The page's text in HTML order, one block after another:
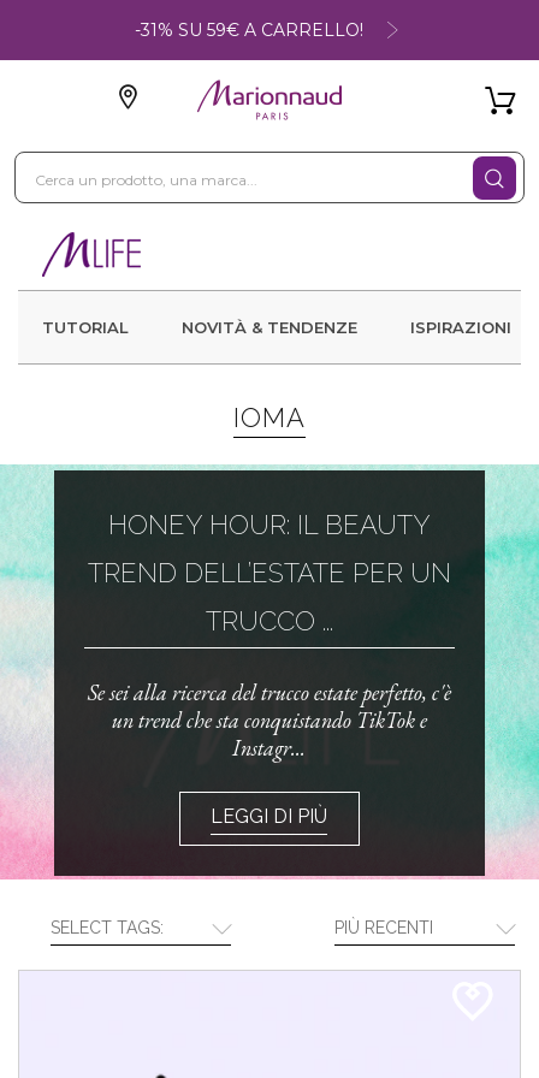
-31% SU 59€ A CARRELLO!
TUTORIAL NOVITÀ & TENDENZE ISPIRAZIONI
IOMA
HONEY HOUR: IL BEAUTY
TREND DELL’ESTATE PER UN
TRUCCO ...
Se sei alla ricerca del trucco estate perfetto, c'è
un trend che sta conquistando TikTok e
Instagr...
LEGGI DI PIÙ
SELECT TAGS: PIÙ RECENTI